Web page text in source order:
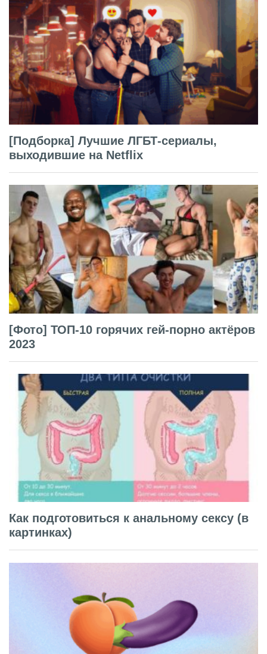
[Подборка] Лучшие ЛГБТ-сериалы,
выходившие на Netflix
[Фото] ТОП-10 горячих гей-порно актёров
2023
Как подготовиться к анальному сексу (в
картинках)